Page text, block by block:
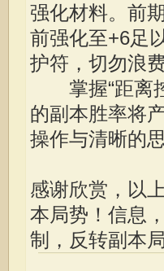
强化材料。前
前强化至+6足
护符，切勿浪
掌握“距离控
的副本胜率将
操作与清晰的
感谢欣赏，以
本局势！信息
制，反转副本